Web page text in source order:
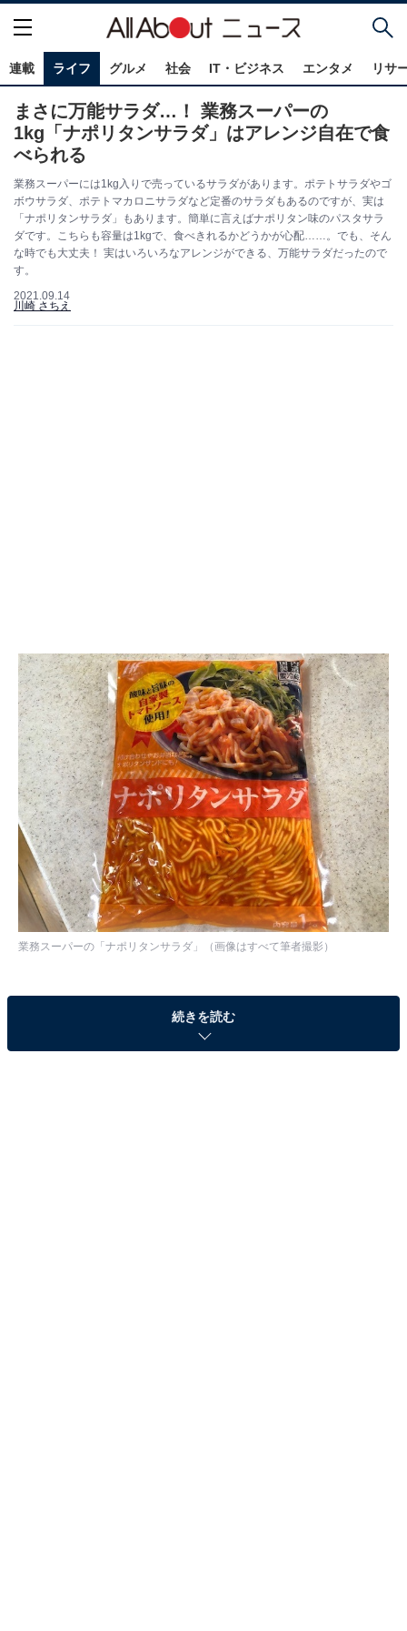
連載 ライフ グルメ 社会 IT・ビジネス エンタメ リサ
まさに万能サラダ…！ 業務スーパーの
1kg「ナポリタンサラダ」はアレンジ自在で食
べられる
業務スーパーには1kg入りで売っているサラダがあります。ポテトサラダやゴ
ボウサラダ、ポテトマカロニサラダなど定番のサラダもあるのですが、実は
「ナポリタンサラダ」もあります。簡単に言えばナポリタン味のパスタサラ
ダです。こちらも容量は1kgで、食べきれるかどうかが心配……。でも、そん
な時でも大丈夫！ 実はいろいろなアレンジができる、万能サラダだったので
す。
2021.09.14
川崎 さちえ
業務スーパーの「ナポリタンサラダ」（画像はすべて筆者撮影）
業務スーパーには1kg入りで売っている大容量サラダが
あります。「ポテトサラダ」や「ゴボウサラダ」「ポテ
続きを読む